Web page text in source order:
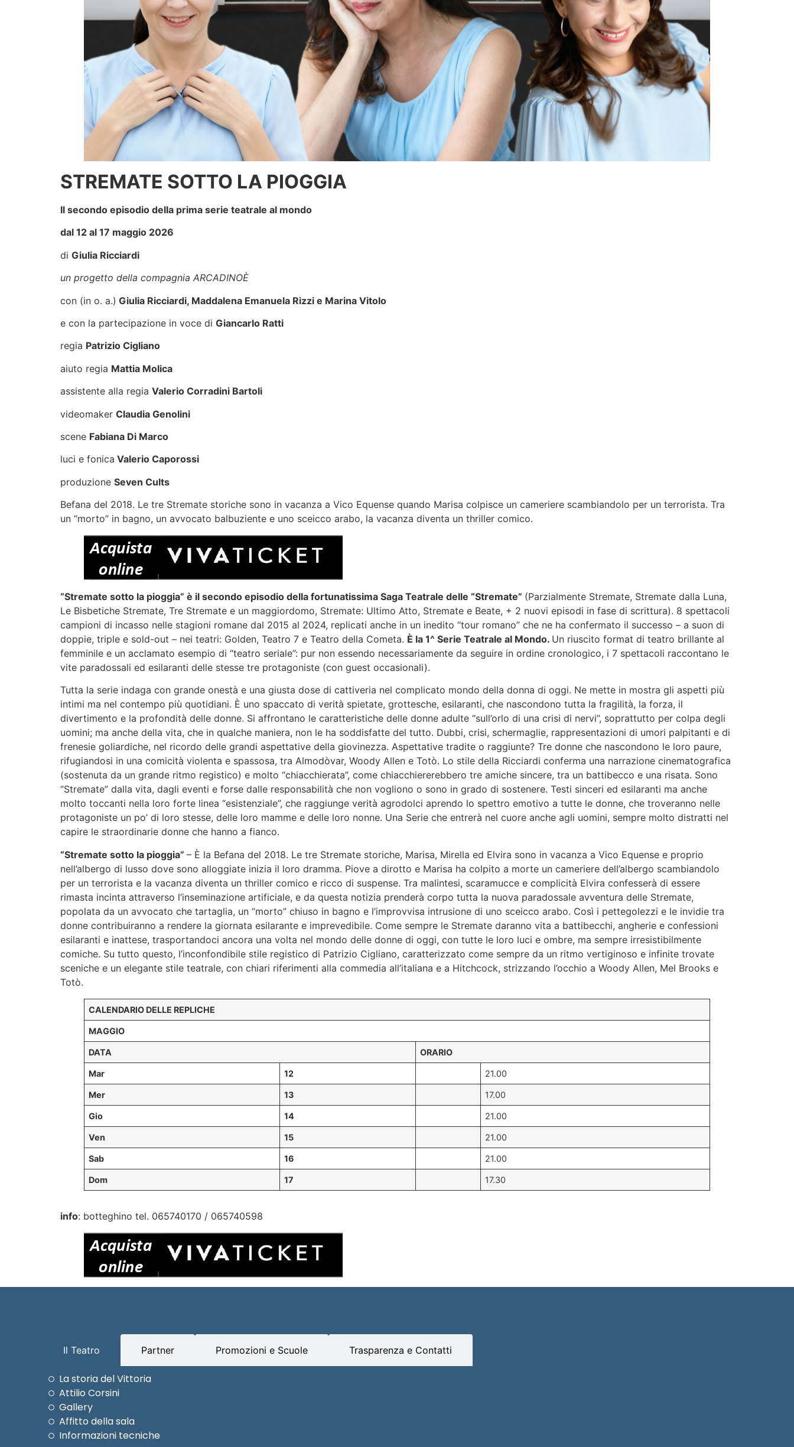
STREMATE SOTTO LA PIOGGIA
Il secondo episodio della prima serie teatrale al mondo
dal 12 al 17 maggio 2026
di Giulia Ricciardi
un progetto della compagnia ARCADINOÈ
con (in o. a.) Giulia Ricciardi, Maddalena Emanuela Rizzi e Marina Vitolo
e con la partecipazione in voce di Giancarlo Ratti
regia Patrizio Cigliano
aiuto regia Mattia Molica
assistente alla regia Valerio Corradini Bartoli
videomaker Claudia Genolini
scene Fabiana Di Marco
luci e fonica Valerio Caporossi
produzione Seven Cults
Befana del 2018. Le tre Stremate storiche sono in vacanza a Vico Equense quando Marisa colpisce un cameriere scambiandolo per un terrorista. Tra
un “morto” in bagno, un avvocato balbuziente e uno sceicco arabo, la vacanza diventa un thriller comico.
“Stremate sotto la pioggia” è il secondo episodio della fortunatissima Saga Teatrale delle “Stremate” (Parzialmente Stremate, Stremate dalla Luna,
Le Bisbetiche Stremate, Tre Stremate e un maggiordomo, Stremate: Ultimo Atto, Stremate e Beate, + 2 nuovi episodi in fase di scrittura). 8 spettacoli
campioni di incasso nelle stagioni romane dal 2015 al 2024, replicati anche in un inedito “tour romano” che ne ha confermato il successo – a suon di
doppie, triple e sold-out – nei teatri: Golden, Teatro 7 e Teatro della Cometa. È la 1^ Serie Teatrale al Mondo. Un riuscito format di teatro brillante al
femminile e un acclamato esempio di “teatro seriale”: pur non essendo necessariamente da seguire in ordine cronologico, i 7 spettacoli raccontano le
vite paradossali ed esilaranti delle stesse tre protagoniste (con guest occasionali).
Tutta la serie indaga con grande onestà e una giusta dose di cattiveria nel complicato mondo della donna di oggi. Ne mette in mostra gli aspetti più
intimi ma nel contempo più quotidiani. È uno spaccato di verità spietate, grottesche, esilaranti, che nascondono tutta la fragilità, la forza, il
divertimento e la profondità delle donne. Si affrontano le caratteristiche delle donne adulte “sull’orlo di una crisi di nervi”, soprattutto per colpa degli
uomini; ma anche della vita, che in qualche maniera, non le ha soddisfatte del tutto. Dubbi, crisi, schermaglie, rappresentazioni di umori palpitanti e di
frenesie goliardiche, nel ricordo delle grandi aspettative della giovinezza. Aspettative tradite o raggiunte? Tre donne che nascondono le loro paure,
rifugiandosi in una comicità violenta e spassosa, tra Almodòvar, Woody Allen e Totò. Lo stile della Ricciardi conferma una narrazione cinematografica
(sostenuta da un grande ritmo registico) e molto “chiacchierata”, come chiacchiererebbero tre amiche sincere, tra un battibecco e una risata. Sono
“Stremate” dalla vita, dagli eventi e forse dalle responsabilità che non vogliono o sono in grado di sostenere. Testi sinceri ed esilaranti ma anche
molto toccanti nella loro forte linea “esistenziale”, che raggiunge verità agrodolci aprendo lo spettro emotivo a tutte le donne, che troveranno nelle
protagoniste un po’ di loro stesse, delle loro mamme e delle loro nonne. Una Serie che entrerà nel cuore anche agli uomini, sempre molto distratti nel
capire le straordinarie donne che hanno a fianco.
“Stremate sotto la pioggia” – È la Befana del 2018. Le tre Stremate storiche, Marisa, Mirella ed Elvira sono in vacanza a Vico Equense e proprio
nell’albergo di lusso dove sono alloggiate inizia il loro dramma. Piove a dirotto e Marisa ha colpito a morte un cameriere dell’albergo scambiandolo
per un terrorista e la vacanza diventa un thriller comico e ricco di suspense. Tra malintesi, scaramucce e complicità Elvira confesserà di essere
rimasta incinta attraverso l’inseminazione artificiale, e da questa notizia prenderà corpo tutta la nuova paradossale avventura delle Stremate,
popolata da un avvocato che tartaglia, un “morto” chiuso in bagno e l’improvvisa intrusione di uno sceicco arabo. Così i pettegolezzi e le invidie tra
donne contribuiranno a rendere la giornata esilarante e imprevedibile. Come sempre le Stremate daranno vita a battibecchi, angherie e confessioni
esilaranti e inattese, trasportandoci ancora una volta nel mondo delle donne di oggi, con tutte le loro luci e ombre, ma sempre irresistibilmente
comiche. Su tutto questo, l’inconfondibile stile registico di Patrizio Cigliano, caratterizzato come sempre da un ritmo vertiginoso e infinite trovate
sceniche e un elegante stile teatrale, con chiari riferimenti alla commedia all’italiana e a Hitchcock, strizzando l’occhio a Woody Allen, Mel Brooks e
Totò.
CALENDARIO DELLE REPLICHE
MAGGIO
DATA ORARIO
Mar 12 21.00
Mer 13 17.00
Gio 14 21.00
Ven 15 21.00
Sab 16 21.00
Dom 17 17.30
info: botteghino tel. 065740170 / 065740598
Il Teatro Partner Promozioni e Scuole Trasparenza e Contatti
La storia del Vittoria
Attilio Corsini
Gallery
Affitto della sala
Informazioni tecniche